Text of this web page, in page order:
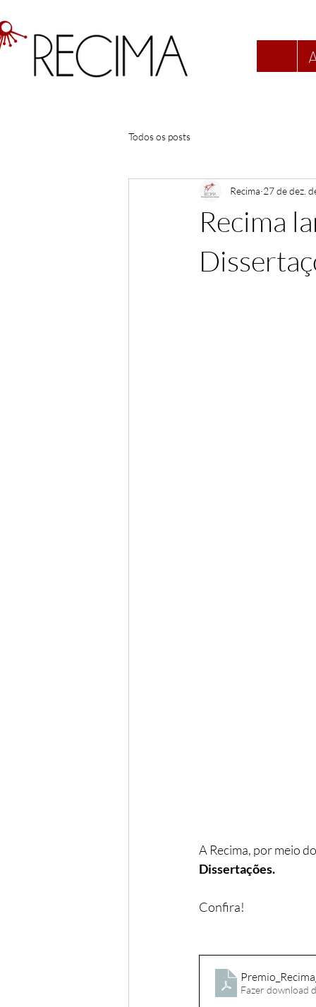
Todos os posts
Recima
Recima 27 de dez.
A Recima, por meio
Dissertações.
Confira!
Fazer download